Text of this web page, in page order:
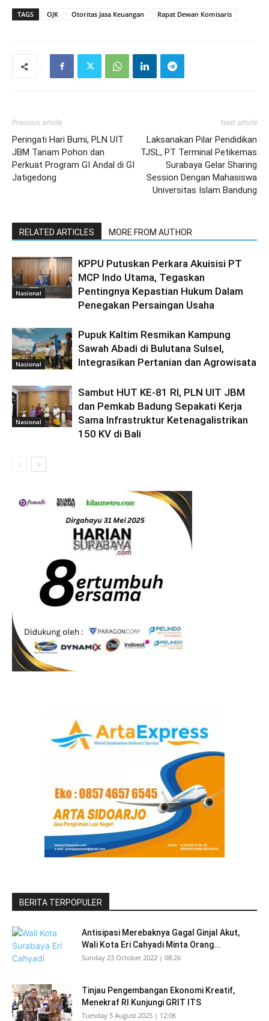
TAGS OJK Otoritas Jasa Keuangan Rapat Dewan Komisaris
Previous article
Peringati Hari Bumi, PLN UIT
JBM Tanam Pohon dan
Perkuat Program GI Andal di GI
Jatigedong
Next article
Laksanakan Pilar Pendidikan
TJSL, PT Terminal Petikemas
Surabaya Gelar Sharing
Session Dengan Mahasiswa
Universitas Islam Bandung
RELATED ARTICLES MORE FROM AUTHOR
Nasional
KPPU Putuskan Perkara Akuisisi PT
MCP Indo Utama, Tegaskan
Pentingnya Kepastian Hukum Dalam
Penegakan Persaingan Usaha
Nasional
Pupuk Kaltim Resmikan Kampung
Sawah Abadi di Bulutana Sulsel,
Integrasikan Pertanian dan Agrowisata
Nasional
Sambut HUT KE-81 RI, PLN UIT JBM
dan Pemkab Badung Sepakati Kerja
Sama Infrastruktur Ketenagalistrikan
150 KV di Bali
BERITA TERPOPULER
Antisipasi Merebaknya Gagal Ginjal Akut,
Wali Kota Eri Cahyadi Minta Orang...
Sunday 23 October 2022 | 08:26
Tinjau Pengembangan Ekonomi Kreatif,
Menekraf RI Kunjungi GRIT ITS
Tuesday 5 August 2025 | 12:06